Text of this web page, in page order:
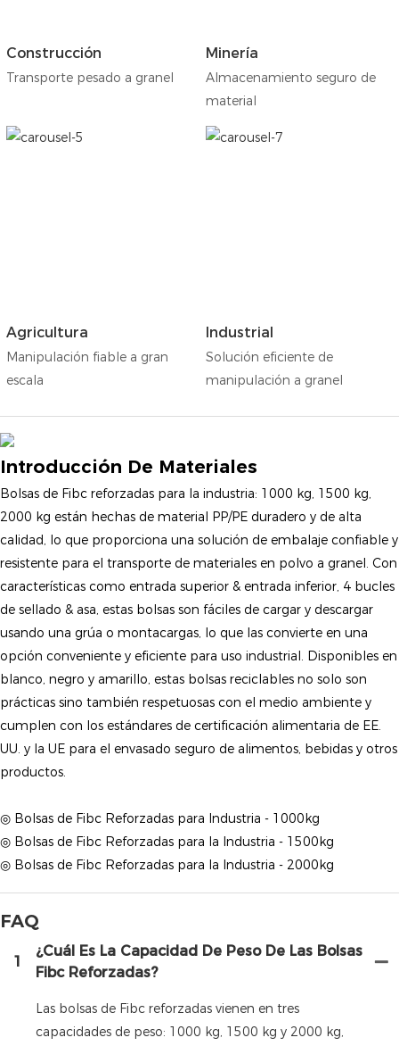
Construcción
Transporte pesado a granel
Minería
Almacenamiento seguro de
material
Agricultura
Manipulación fiable a gran
escala
Industrial
Solución eficiente de
manipulación a granel
Introducción De Materiales
Bolsas de Fibc reforzadas para la industria: 1000 kg, 1500 kg,
2000 kg están hechas de material PP/PE duradero y de alta
calidad, lo que proporciona una solución de embalaje confiable y
resistente para el transporte de materiales en polvo a granel. Con
características como entrada superior & entrada inferior, 4 bucles
de sellado & asa, estas bolsas son fáciles de cargar y descargar
usando una grúa o montacargas, lo que las convierte en una
opción conveniente y eficiente para uso industrial. Disponibles en
blanco, negro y amarillo, estas bolsas reciclables no solo son
prácticas sino también respetuosas con el medio ambiente y
cumplen con los estándares de certificación alimentaria de EE.
UU. y la UE para el envasado seguro de alimentos, bebidas y otros
productos.
◎ Bolsas de Fibc Reforzadas para Industria - 1000kg
◎ Bolsas de Fibc Reforzadas para la Industria - 1500kg
◎ Bolsas de Fibc Reforzadas para la Industria - 2000kg
FAQ
1
¿Cuál Es La Capacidad De Peso De Las Bolsas
Fibc Reforzadas?
Las bolsas de Fibc reforzadas vienen en tres
capacidades de peso: 1000 kg, 1500 kg y 2000 kg,